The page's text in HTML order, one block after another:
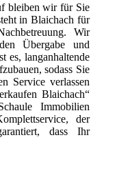
bleiben wir für Sie
in Blaichach für
Wir
Übergabe und
es, langanhaltende
sodass Sie
Service verlassen
Blaichach“
Immobilien
der
dass Ihr